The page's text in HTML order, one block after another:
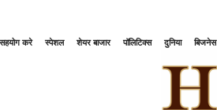
करे स्पेशल शेयर बाजार पॉलिटिक्स दुनिया बिजनेस